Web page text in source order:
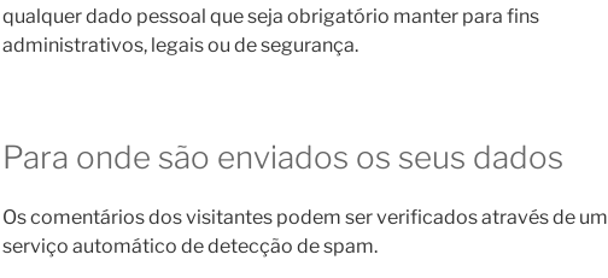
qualquer dado pessoal que seja obrigatório manter para fins
administrativos, legais ou de segurança.
Para onde são enviados os seus dados
Os comentários dos visitantes podem ser verificados através de um
serviço automático de detecção de spam.